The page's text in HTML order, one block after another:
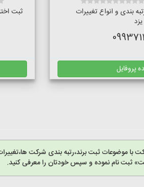
بندی و انواع تغییرات
یزد
پروفایل
ثبت
موضوعات ثبت برند،رتبه بندی شرکت
ثبت نام نموده و سپس خودتان را معرفی کنید.